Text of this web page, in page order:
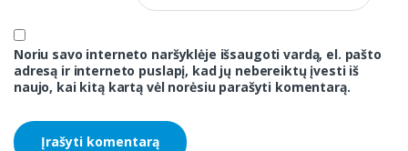
Noriu savo interneto naršyklėje išsaugoti vardą, el. pašto
adresą ir interneto puslapį, kad jų nebereiktų įvesti iš
naujo, kai kitą kartą vėl norėsiu parašyti komentarą.